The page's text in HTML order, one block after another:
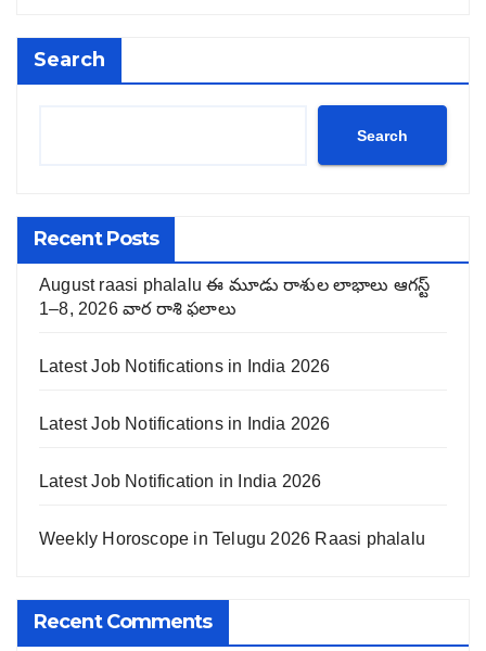
Search
Search
Recent Posts
August raasi phalalu ఈ మూడు రాశుల లాభాలు ఆగస్ట్
1–8, 2026 వార రాశి ఫలాలు
Latest Job Notifications in India 2026
Latest Job Notifications in India 2026
Latest Job Notification in India 2026
Weekly Horoscope in Telugu 2026 Raasi phalalu
Recent Comments